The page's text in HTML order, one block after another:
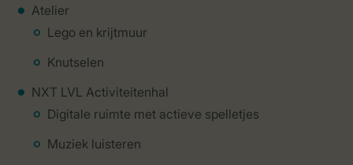
Atelier
Lego en krijtmuur
Knutselen
NXT LVL Activiteitenhal
Digitale ruimte met actieve spelletjes
Muziek luisteren